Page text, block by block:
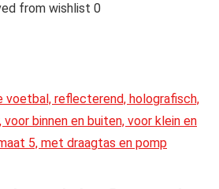
from wishlist 0